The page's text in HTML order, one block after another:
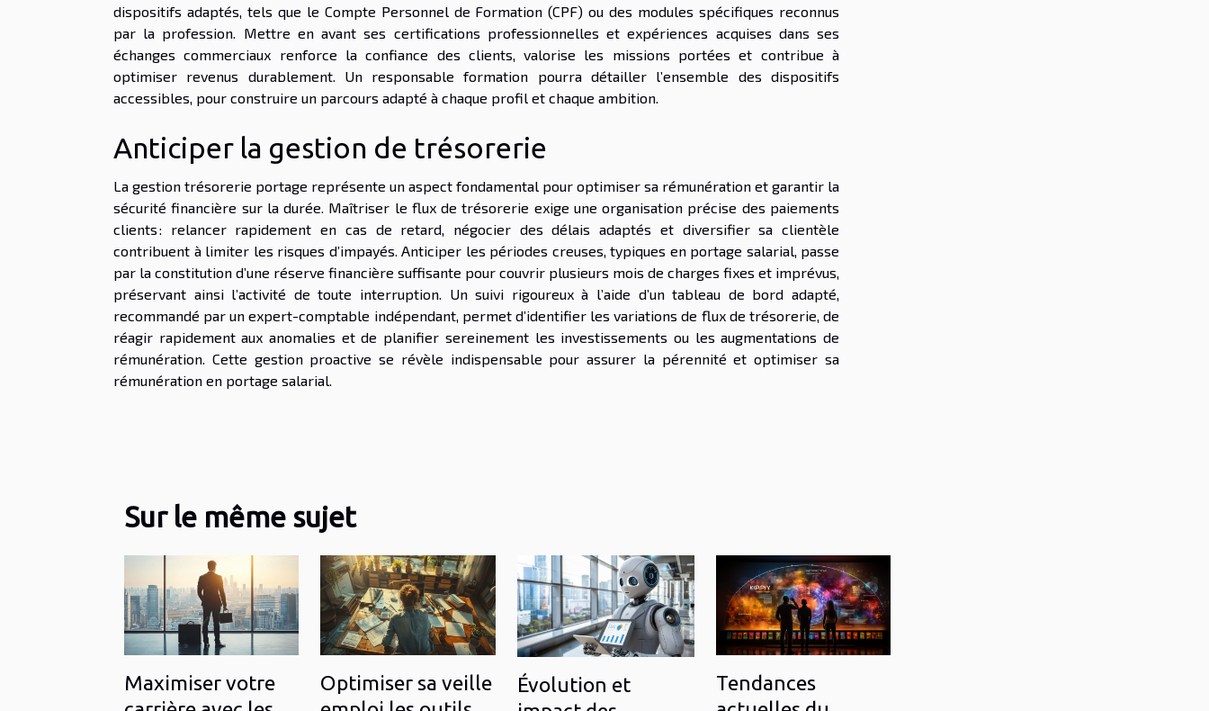
dispositifs adaptés, tels que le Compte Personnel de Formation (CPF) ou des modules spécifiques reconnus
par la profession. Mettre en avant ses certifications professionnelles et expériences acquises dans ses
échanges commerciaux renforce la confiance des clients, valorise les missions portées et contribue à
optimiser revenus durablement. Un responsable formation pourra détailler l’ensemble des dispositifs
accessibles, pour construire un parcours adapté à chaque profil et chaque ambition.
Anticiper la gestion de trésorerie
La gestion trésorerie portage représente un aspect fondamental pour optimiser sa rémunération et garantir la
sécurité financière sur la durée. Maîtriser le flux de trésorerie exige une organisation précise des paiements
clients : relancer rapidement en cas de retard, négocier des délais adaptés et diversifier sa clientèle
contribuent à limiter les risques d’impayés. Anticiper les périodes creuses, typiques en portage salarial, passe
par la constitution d’une réserve financière suffisante pour couvrir plusieurs mois de charges fixes et imprévus,
préservant ainsi l’activité de toute interruption. Un suivi rigoureux à l’aide d’un tableau de bord adapté,
recommandé par un expert-comptable indépendant, permet d’identifier les variations de flux de trésorerie, de
réagir rapidement aux anomalies et de planifier sereinement les investissements ou les augmentations de
rémunération. Cette gestion proactive se révèle indispensable pour assurer la pérennité et optimiser sa
rémunération en portage salarial.
Sur le même sujet
Maximiser votre
Optimiser sa veille
Évolution et
Tendances